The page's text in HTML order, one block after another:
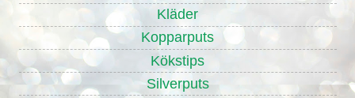
Kläder
Kopparputs
Kökstips
Silverputs